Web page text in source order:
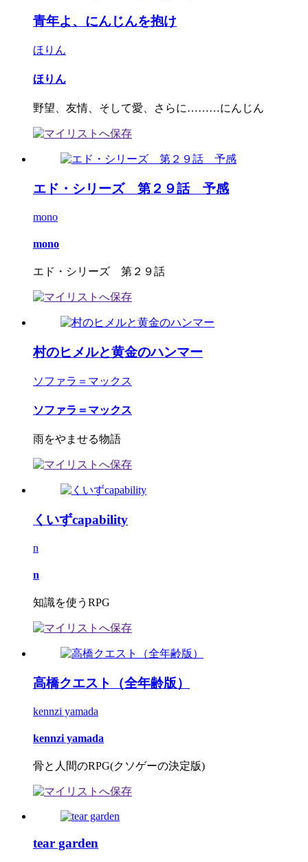
青年よ、にんじんを抱け
ほりん
ほりん
野望、友情、そして愛、さらに………にんじん
エド・シリーズ 第２９話 予感
mono
mono
エド・シリーズ 第２９話
村のヒメルと黄金のハンマー
ソファラ＝マックス
ソファラ＝マックス
雨をやませる物語
くいずcapability
n
n
知識を使うRPG
高橋クエスト（全年齢版）
kennzi yamada
kennzi yamada
骨と人間のRPG(クソゲーの決定版)
tear garden